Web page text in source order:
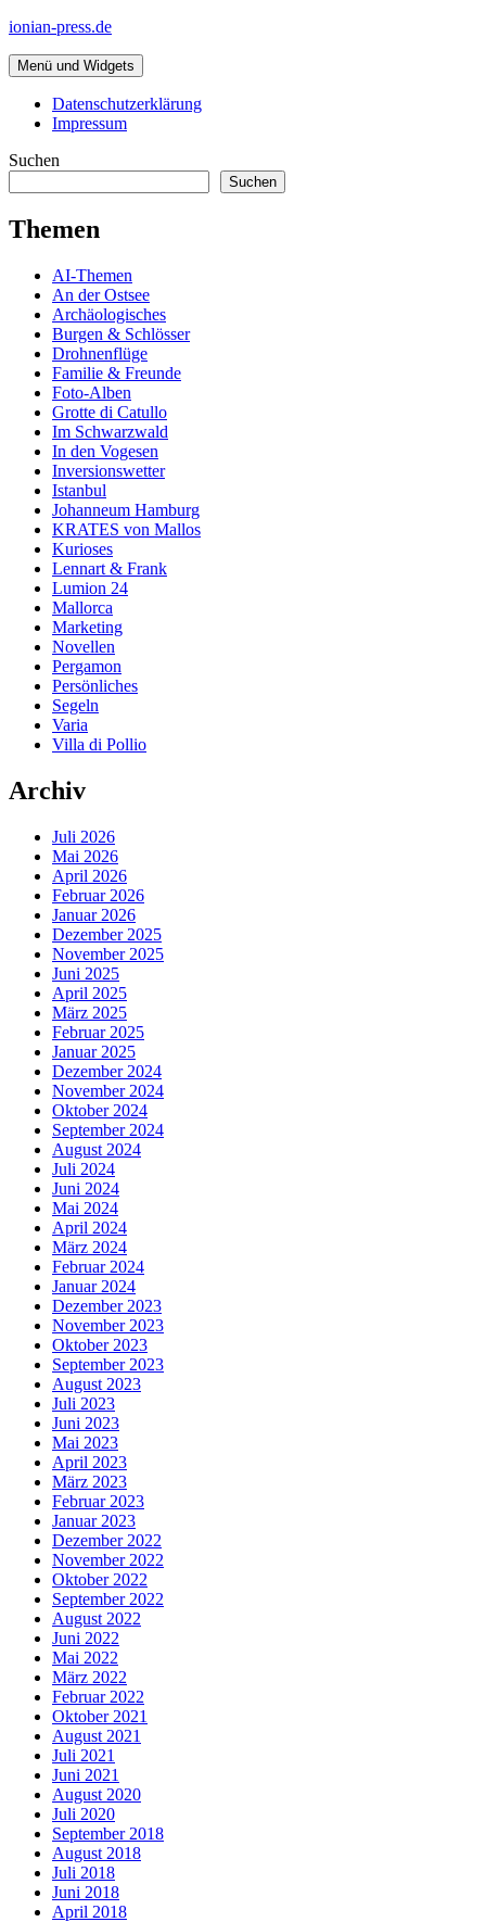
Zum
springen
ionian-press.de
Menü und Widgets
Datenschutzerklärung
Impressum
Suchen
Suchen
Themen
AI-Themen
An der Ostsee
Archäologisches
Burgen & Schlösser
Drohnenflüge
Familie & Freunde
Foto-Alben
Grotte di Catullo
Im Schwarzwald
In den Vogesen
Inversionswetter
Istanbul
Johanneum Hamburg
KRATES von Mallos
Kurioses
Lennart & Frank
Lumion 24
Mallorca
Marketing
Novellen
Pergamon
Persönliches
Segeln
Varia
Villa di Pollio
Archiv
Juli 2026
Mai 2026
April 2026
Februar 2026
Januar 2026
Dezember 2025
November 2025
Juni 2025
April 2025
März 2025
Februar 2025
Januar 2025
Dezember 2024
November 2024
Oktober 2024
September 2024
August 2024
Juli 2024
Juni 2024
Mai 2024
April 2024
März 2024
Februar 2024
Januar 2024
Dezember 2023
November 2023
Oktober 2023
September 2023
August 2023
Juli 2023
Juni 2023
Mai 2023
April 2023
März 2023
Februar 2023
Januar 2023
Dezember 2022
November 2022
Oktober 2022
September 2022
August 2022
Juni 2022
Mai 2022
März 2022
Februar 2022
Oktober 2021
August 2021
Juli 2021
Juni 2021
August 2020
Juli 2020
September 2018
August 2018
Juli 2018
Juni 2018
April 2018